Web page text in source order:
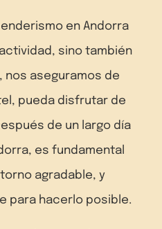
en Andorra
sino también
nos aseguramos de
pueda disfrutar de
de un largo día
es fundamental
agradable, y
para hacerlo posible.